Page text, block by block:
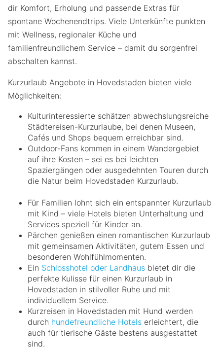
dir Komfort, Erholung und passende Extras für
spontane Wochenendtrips. Viele Unterkünfte punkten
mit Wellness, regionaler Küche und
familienfreundlichem Service – damit du sorgenfrei
abschalten kannst.
Kurzurlaub Angebote in Hovedstaden bieten viele
Möglichkeiten:
Kulturinteressierte schätzen abwechslungsreiche
Städtereisen-Kurzurlaube, bei denen Museen,
Cafés und Shops bequem erreichbar sind.
Outdoor-Fans kommen in einem Wandergebiet
auf ihre Kosten – sei es bei leichten
Spaziergängen oder ausgedehnten Touren durch
die Natur beim Hovedstaden Kurzurlaub.
Für Familien lohnt sich ein entspannter Kurzurlaub
mit Kind – viele Hotels bieten Unterhaltung und
Services speziell für Kinder an.
Pärchen genießen einen romantischen Kurzurlaub
mit gemeinsamen Aktivitäten, gutem Essen und
besonderen Wohlfühlmomenten.
Ein Schlosshotel oder Landhaus bietet dir die
perfekte Kulisse für einen Kurzurlaub in
Hovedstaden in stilvoller Ruhe und mit
individuellem Service.
Kurzreisen in Hovedstaden mit Hund werden
durch hundefreundliche Hotels erleichtert, die
auch für tierische Gäste bestens ausgestattet
sind.